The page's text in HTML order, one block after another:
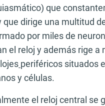
que
que dirige una multitud
por miles de
el reloj y además rige a
periféricos situados
y células.
el reloj central se